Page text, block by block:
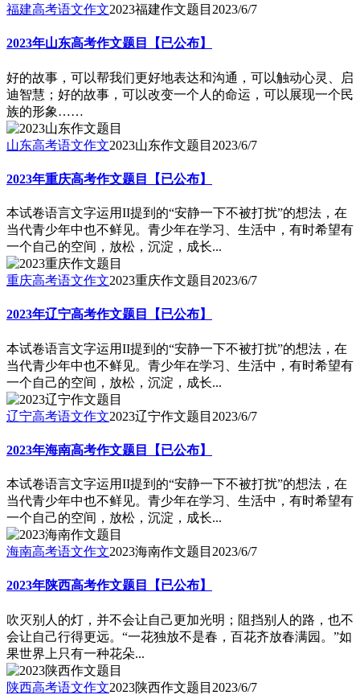
福建高考语文作文2023福建作文题目 2023/6/7
2023年山东高考作文题目【已公布】
好的故事，可以帮我们更好地表达和沟通，可以触动心灵、启
迪智慧；好的故事，可以改变一个人的命运，可以展现一个民
族的形象……
山东高考语文作文2023山东作文题目 2023/6/7
2023年重庆高考作文题目【已公布】
本试卷语言文字运用II提到的“安静一下不被打扰”的想法，在
当代青少年中也不鲜见。青少年在学习、生活中，有时希望有
一个自己的空间，放松，沉淀，成长...
重庆高考语文作文2023重庆作文题目 2023/6/7
2023年辽宁高考作文题目【已公布】
本试卷语言文字运用II提到的“安静一下不被打扰”的想法，在
当代青少年中也不鲜见。青少年在学习、生活中，有时希望有
一个自己的空间，放松，沉淀，成长...
辽宁高考语文作文2023辽宁作文题目 2023/6/7
2023年海南高考作文题目【已公布】
本试卷语言文字运用II提到的“安静一下不被打扰”的想法，在
当代青少年中也不鲜见。青少年在学习、生活中，有时希望有
一个自己的空间，放松，沉淀，成长...
海南高考语文作文2023海南作文题目 2023/6/7
2023年陕西高考作文题目【已公布】
吹灭别人的灯，并不会让自己更加光明；阻挡别人的路，也不
会让自己行得更远。“一花独放不是春，百花齐放春满园。”如
果世界上只有一种花朵...
陕西高考语文作文2023陕西作文题目 2023/6/7